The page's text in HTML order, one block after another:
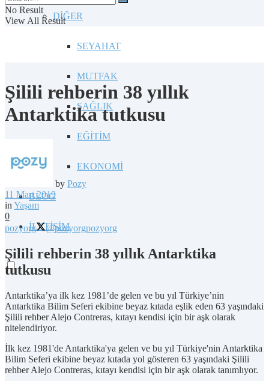
DİĞER
SEYAHAT
MUTFAK
SAĞLIK
EĞİTİM
EKONOMİ
BLOG
İLETİŞİM
No Result
View All Result
Şilili rehberin 38 yıllık
Antarktika tutkusu
by Pozy
11 Mart 2019
in Yaşam
0
pozyorg
@pozyorgpozyorg
Şilili rehberin 38 yıllık Antarktika
tutkusu
Antarktika’ya ilk kez 1981’de gelen ve bu yıl Türkiye’nin
Antarktika Bilim Seferi ekibine beyaz kıtada eşlik eden 63 yaşındaki
Şilili rehber Alejo Contreras, kıtayı kendisi için bir aşk olarak
nitelendiriyor.
İlk kez 1981'de Antarktika'ya gelen ve bu yıl Türkiye'nin Antarktika
Bilim Seferi ekibine beyaz kıtada yol gösteren 63 yaşındaki Şilili
rehber Alejo Contreras, kıtayı kendisi için bir aşk olarak tanımlıyor.